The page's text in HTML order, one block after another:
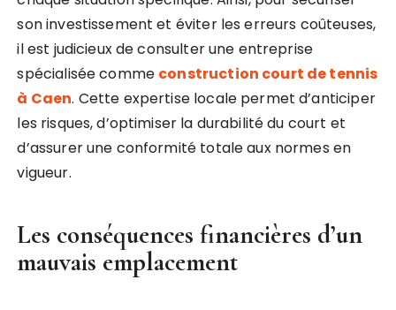
son investissement et éviter les erreurs coûteuses,
il est judicieux de consulter une entreprise
spécialisée comme construction court de tennis
à Caen. Cette expertise locale permet d’anticiper
les risques, d’optimiser la durabilité du court et
d’assurer une conformité totale aux normes en
vigueur.
Les conséquences financières d’un
mauvais emplacement